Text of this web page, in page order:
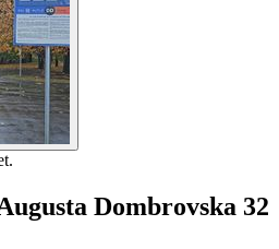
Dombrovska 32